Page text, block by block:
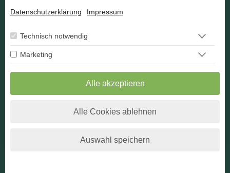
Impressum
Berater Bewerbung
Widerruf
* Alle angegebenen Preise verstehen sich inkl. der jeweils
Datenschutzerklärung Impressum
Technisch notwendig
Marketing
Alle akzeptieren
Alle Cookies ablehnen
Auswahl speichern